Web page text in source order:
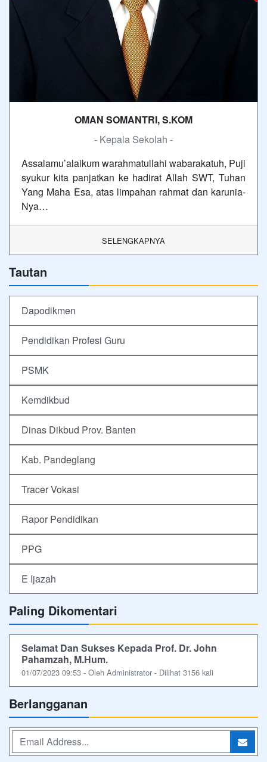
OMAN SOMANTRI, S.KOM
- Kepala Sekolah -
Assalamu’alaikum warahmatullahi wabarakatuh, Puji
syukur kita panjatkan ke hadirat Allah SWT, Tuhan
Yang Maha Esa, atas limpahan rahmat dan karunia-
Nya…
SELENGKAPNYA
Tautan
Dapodikmen
Pendidikan Profesi Guru
PSMK
Kemdikbud
Dinas Dikbud Prov. Banten
Kab. Pandeglang
Tracer Vokasi
Rapor Pendidikan
PPG
E Ijazah
Paling Dikomentari
Selamat Dan Sukses Kepada Prof. Dr. John
Pahamzah, M.Hum.
01/07/2023 09:53 - Oleh Administrator - Dilihat 3156 kali
Berlangganan